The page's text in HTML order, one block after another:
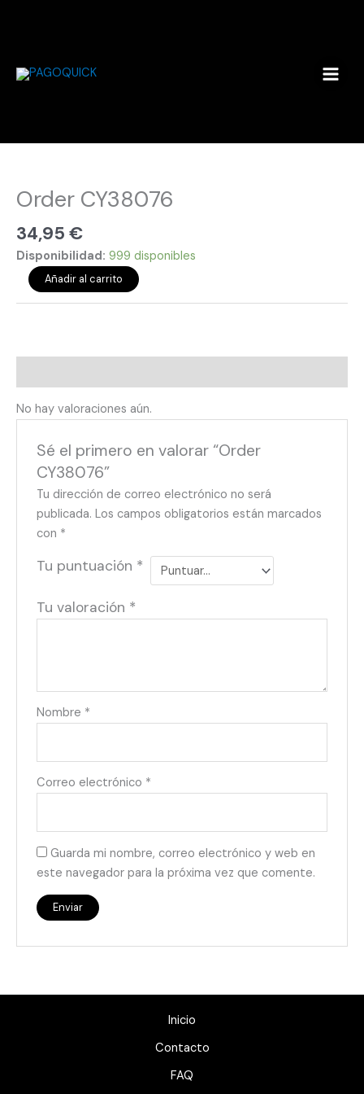
Order CY38076
34,95 €
Disponibilidad: 999 disponibles
cantidad
Añadir al carrito
No hay valoraciones aún.
Sé el primero en valorar “Order
CY38076”
Tu dirección de correo electrónico no será
publicada. Los campos obligatorios están marcados
con *
Tu puntuación *
Tu valoración *
Nombre *
Correo electrónico *
Guarda mi nombre, correo electrónico y web en
este navegador para la próxima vez que comente.
Inicio
Contacto
FAQ